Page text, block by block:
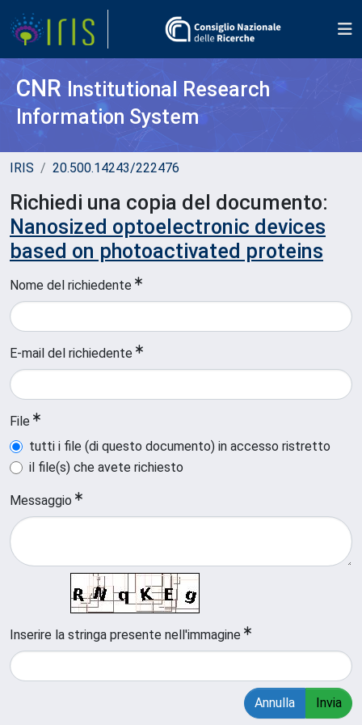
CNR Institutional Research
Information System
IRIS 20.500.14243/222476
Richiedi una copia del documento:
Nanosized optoelectronic devices
based on photoactivated proteins
Nome del richiedente
E-mail del richiedente
File
tutti i file (di questo documento) in accesso ristretto
il file(s) che avete richiesto
Messaggio
Inserire la stringa presente nell'immagine
Annulla Invia